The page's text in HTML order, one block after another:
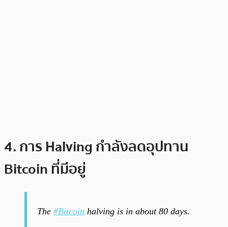
4. การ Halving กำลังลดอุปทาน
Bitcoin ที่มีอยู่
The #Bitcoin halving is in about 80 days.